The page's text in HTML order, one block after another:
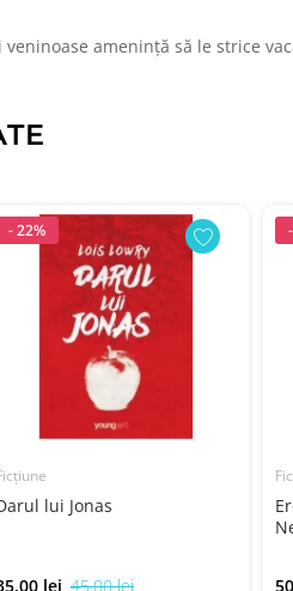
amenință să le strice
- 22%
lui Jonas
lei 45.00 lei